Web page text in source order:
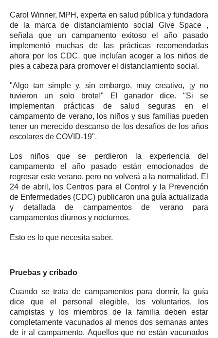
Carol Winner, MPH, experta en salud pública y fundadora
de la marca de distanciamiento social Give Space ,
señala que un campamento exitoso el año pasado
implementó muchas de las prácticas recomendadas
ahora por los CDC, que incluían acoger a los niños de
pies a cabeza para promover el distanciamiento social.
"Algo tan simple y, sin embargo, muy creativo, ¡y no
tuvieron un solo brote!"
El ganador dice."Si se
implementan prácticas de salud seguras en el
campamento de verano, los niños y sus familias pueden
tener un merecido descanso de los desafíos de los años
escolares de COVID-19".
Los niños que se perdieron la experiencia del
campamento el año pasado están emocionados de
regresar este verano, pero no volverá a la normalidad. El
24 de abril, los Centros para el Control y la Prevención
de Enfermedades (CDC) publicaron una guía actualizada
y detallada de campamentos de verano para
campamentos diurnos y nocturnos.
Esto es lo que necesita saber.
Pruebas y cribado
Cuando se trata de campamentos para dormir, la guía
dice que el personal elegible, los voluntarios, los
campistas y los miembros de la familia deben estar
completamente vacunados al menos dos semanas antes
de ir al campamento. Aquellos que no están vacunados